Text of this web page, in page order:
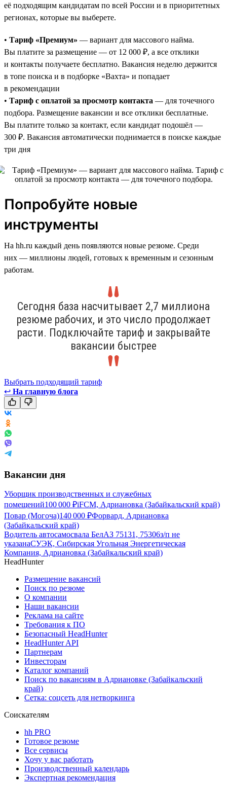
её подходящим кандидатам по всей России и в приоритетных
регионах, которые вы выберете.
• Тариф «Премиум» — вариант для массового найма.
Вы платите за размещение — от 12 000 ₽, а все отклики
и контакты получаете бесплатно. Вакансия неделю держится
в топе поиска и в подборке «Вахта» и попадает
в рекомендации
• Тариф с оплатой за просмотр контакта — для точечного
подбора. Размещение вакансии и все отклики бесплатные.
Вы платите только за контакт, если кандидат подошёл —
300 ₽. Вакансия автоматически поднимается в поиске каждые
три дня
Попробуйте новые
инструменты
На hh.ru каждый день появляются новые резюме. Среди
них — миллионы людей, готовых к временным и сезонным
работам.
Сегодня база насчитывает 2,7 миллиона
резюме рабочих, и это число продолжает
расти. Подключайте тариф и закрывайте
вакансии быстрее
Выбрать подходящий тариф
↩ На главную блога
Вакансии дня
Уборщик производственных и служебных
помещений100 000 ₽iFCM, Адриановка (Забайкальский край)
Повар (Могоча)140 000 ₽Форвард, Адриановка
(Забайкальский край)
Водитель автосамосвала БелАЗ 75131, 75306з/п не
указанаСУЭК, Сибирская Угольная Энергетическая
Компания, Адриановка (Забайкальский край)
HeadHunter
Размещение вакансий
Поиск по резюме
О компании
Наши вакансии
Реклама на сайте
Требования к ПО
Безопасный HeadHunter
HeadHunter API
Партнерам
Инвесторам
Каталог компаний
Поиск по вакансиям в Адриановке (Забайкальский
край)
Сетка: соцсеть для нетворкинга
Соискателям
hh PRO
Готовое резюме
Все сервисы
Хочу у вас работать
Производственный календарь
Экспертная рекомендация